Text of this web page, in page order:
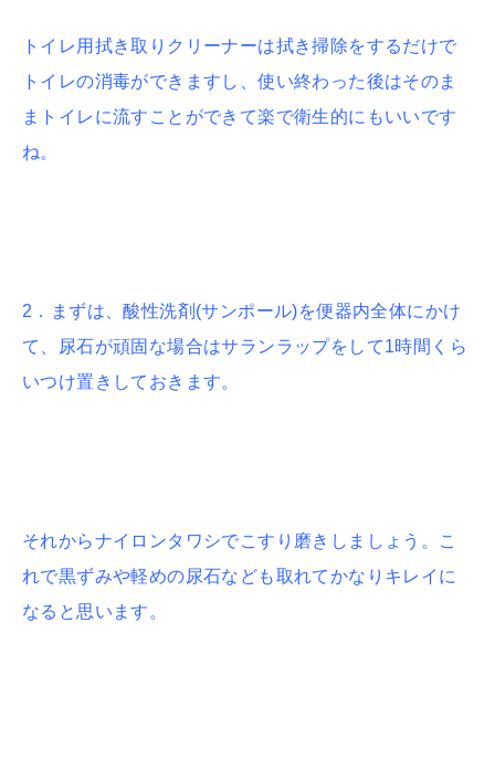
トイレ用拭き取りクリーナーは拭き掃除をするだけで
トイレの消毒ができますし、使い終わった後はそのま
まトイレに流すことができて楽で衛生的にもいいです
ね。
2．まずは、酸性洗剤(サンポール)を便器内全体にかけ
て、尿石が頑固な場合はサランラップをして1時間くら
いつけ置きしておきます。
それからナイロンタワシでこすり磨きしましょう。こ
れで黒ずみや軽めの尿石なども取れてかなりキレイに
なると思います。